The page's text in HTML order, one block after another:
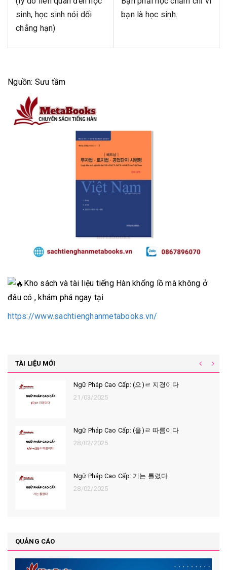
sinh, học sinh nói dối
chẳng hạn)
bạn là học sinh.
Nguồn: Sưu tầm
Kho sách và tài liệu tiếng Hàn khổng lồ mà không ở
đâu có , khám phá ngay tại
https://www.sachtienghanmetabooks.vn/
TÀI LIỆU MỚI
Ngữ Pháp Cao Cấp: (으)ㄹ 지경이다
21/03/2025
Ngữ Pháp Cao Cấp: (을)ㄹ 따름이다
28/02/2025
Ngữ Pháp Cao Cấp: 기는 틀렸다
28/02/2025
QUẢNG CÁO